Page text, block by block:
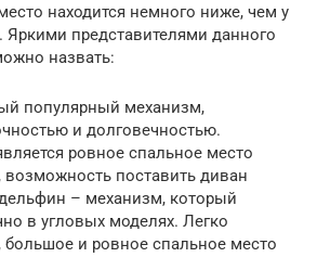
находится немного ниже, чем у
представителями данного
назвать:
популярный механизм,
и долговечностью.
ровное спальное место
поставить диван
– механизм, который
в угловых моделях. Легко
большое и ровное спальное место